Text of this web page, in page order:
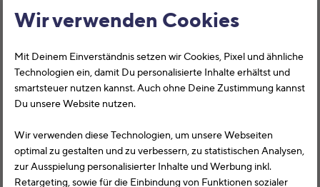
Wir verwenden Cookies
Mit Deinem Einverständnis setzen wir Cookies, Pixel und ähnliche
Technologien ein, damit Du personalisierte Inhalte erhältst und
smartsteuer nutzen kannst. Auch ohne Deine Zustimmung kannst
Du unsere Website nutzen.
Wir verwenden diese Technologien, um unsere Webseiten
optimal zu gestalten und zu verbessern, zu statistischen Analysen,
zur Ausspielung personalisierter Inhalte und Werbung inkl.
Retargeting, sowie für die Einbindung von Funktionen sozialer
Finanzamt Idar-Oberstein –
Auf dieser Seite findest Du alle
Informationen zum Finanzamt Idar-
Hauptstraße 199, 55743, Idar-Oberstein
mit der Finanzamtsnummer 2713.